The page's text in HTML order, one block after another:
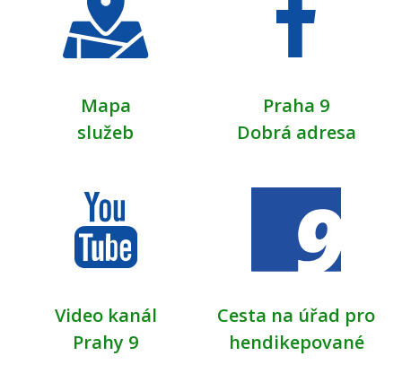
Mapa
služeb
Praha 9
Dobrá adresa
Video kanál
Prahy 9
Cesta na úřad pro
hendikepované